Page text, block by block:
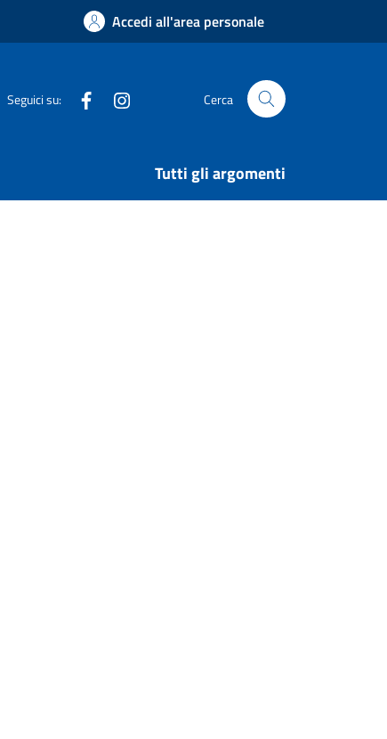
Accedi all'area personale
Seguici su: Facebook Cerca
Tutti gli argomenti